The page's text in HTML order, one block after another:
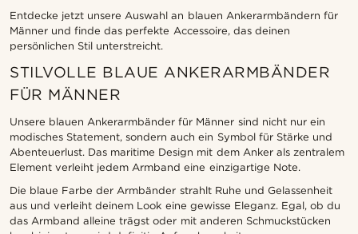
Entdecke jetzt unsere Auswahl an blauen Ankerarmbändern für
Männer und finde das perfekte Accessoire, das deinen
persönlichen Stil unterstreicht.
STILVOLLE BLAUE ANKERARMBÄNDER
FÜR MÄNNER
Unsere blauen Ankerarmbänder für Männer sind nicht nur ein
modisches Statement, sondern auch ein Symbol für Stärke und
Abenteuerlust. Das maritime Design mit dem Anker als zentralem
Element verleiht jedem Armband eine einzigartige Note.
Die blaue Farbe der Armbänder strahlt Ruhe und Gelassenheit
aus und verleiht deinem Look eine gewisse Eleganz. Egal, ob du
das Armband alleine trägst oder mit anderen Schmuckstücken